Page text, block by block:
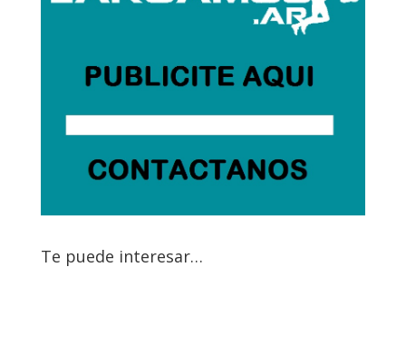
Te puede interesar…